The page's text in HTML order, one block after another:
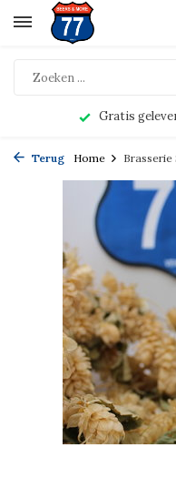
Gratis
Terug Home Brasserie